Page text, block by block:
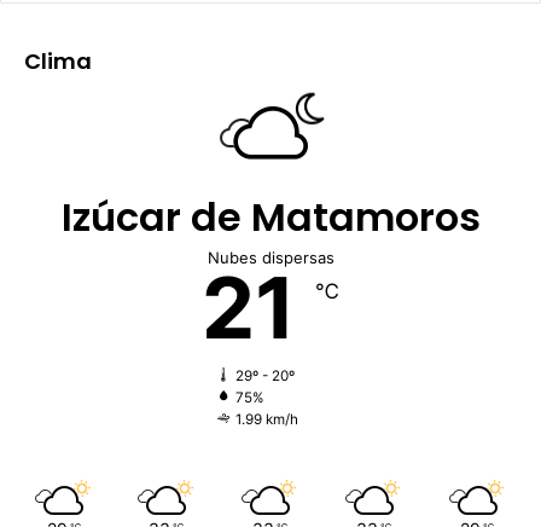
Clima
Izúcar de Matamoros
Nubes dispersas
21 ℃
29º - 20º
75%
1.99 km/h